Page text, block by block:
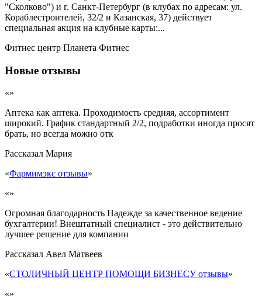
"Сколково") и г. Санкт-Петербург (в клубах по адресам: ул.
Кораблестроителей, 32/2 и Казанская, 37) действует
специальная акция на клубные карты:...
Фитнес центр Планета Фитнес
Новые отзывы
«»
Аптека как аптека. Проходимость средняя, ассортимент
широкий. График стандартный 2/2, подработки иногда просят
брать, но всегда можно отк
Рассказал Мария
«Фармимэкс отзывы»
«»
Огромная благодарность Надежде за качественное ведение
бухгалтерии! Внештатный специалист - это действительно
лучшее решение для компании
Рассказал Авел Матвеев
«СТОЛИЧНЫЙ ЦЕНТР ПОМОЩИ БИЗНЕСУ отзывы»
«»